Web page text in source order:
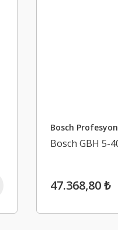
Bosch
Bosch GBH 5-
47.368,80 ₺